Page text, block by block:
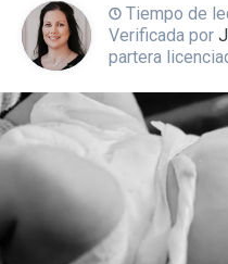
Tiempo de
Verificada por
partera